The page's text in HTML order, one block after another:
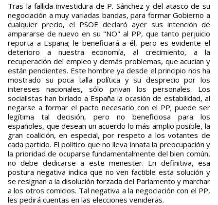
Tras la fallida investidura de P. Sánchez y del atasco de su
negociación a muy variadas bandas, para formar Gobierno a
cualquier precio, el PSOE declaró ayer sus intención de
ampararse de nuevo en su "NO" al PP, que tanto perjuicio
reporta a España; le beneficiará a él, pero es evidente el
deterioro a nuestra economía, al crecimiento, a la
recuperación del empleo y demás problemas, que acucian y
están pendientes. Este hombre ya desde el principio nos ha
mostrado su poca talla política y su desprecio por los
intereses nacionales, sólo privan los personales. Los
socialistas han birlado a España la ocasión de estabilidad, al
negarse a formar el pacto necesario con el PP; puede ser
legítima tal decisión, pero no beneficiosa para los
españoles, que desean un acuerdo lo más amplio posible, la
gran coalición, en especial, por respeto a los votantes de
cada partido. El político que no lleva innata la preocupación y
la prioridad de ocuparse fundamentalmente del bien común,
no debe dedicarse a este menester. En definitiva, esa
postura negativa indica que no ven factible esta solución y
se resignan a la disolución forzada del Parlamento y marchar
a los otros comicios. Tal negativa a la negociación con el PP,
les pedirá cuentas en las elecciones venideras.